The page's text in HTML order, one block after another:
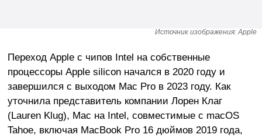
Источник изображения: Apple
Переход Apple с чипов Intel на собственные
процессоры Apple silicon начался в 2020 году и
завершился с выходом Mac Pro в 2023 году. Как
уточнила представитель компании Лорен Клаг
(Lauren Klug), Mac на Intel, совместимые с macOS
Tahoe, включая MacBook Pro 16 дюймов 2019 года,